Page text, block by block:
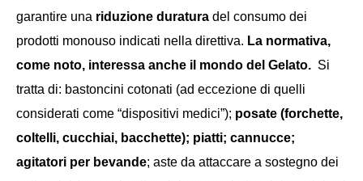
garantire una riduzione duratura del consumo dei
prodotti monouso indicati nella direttiva. La normativa,
come noto, interessa anche il mondo del Gelato. Si
tratta di: bastoncini cotonati (ad eccezione di quelli
considerati come “dispositivi medici”); posate (forchette,
coltelli, cucchiai, bacchette); piatti; cannucce;
agitatori per bevande; aste da attaccare a sostegno dei